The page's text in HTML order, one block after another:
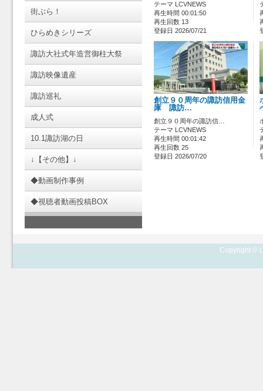
街ぶら！
ひらめきシリーズ
諏訪大社式年造営御柱大祭
諏訪映像遺産
諏訪巡礼
成人式
10.1諏訪湖の日
↓【その他】↓
◆動画制作事例
◆視聴者動画投稿BOX
テーマ LCVNEWS
再生時間 00:01:50
再生回数 13
登録日 2026/07/21
創立９０周年の諏訪信用金
庫 諏訪…
創立９０周年の諏訪信…
テーマ LCVNEWS
再生時間 00:01:42
再生回数 25
登録日 2026/07/20
Copyright ©